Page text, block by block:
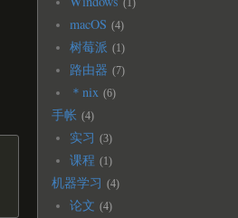
1
macOS 4
树莓派 1
路由器 7
＊nix 6
手帐 4
实习 3
课程 1
机器学习 4
论文 4